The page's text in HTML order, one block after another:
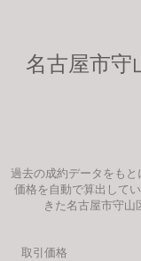
名古屋市守
過去の成約データをもと
価格を自動で算出して
きた名古屋市守山
取引価格